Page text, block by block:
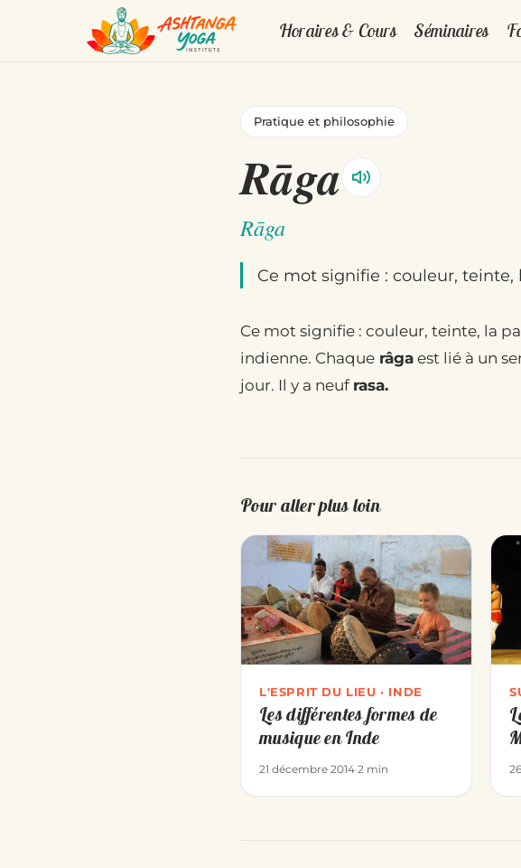
Horaires & Cours Séminaires
Pratique et philosophie
Rāga
Rāga
Ce mot signifie : couleur, teinte,
Ce mot signifie : couleur, teinte, la
indienne. Chaque râga est lié à un
jour. Il y a neuf rasa.
Pour aller plus loin
L'ESPRIT DU LIEU · INDE
Les différentes formes de
musique en Inde
21 décembre 2014·2 min